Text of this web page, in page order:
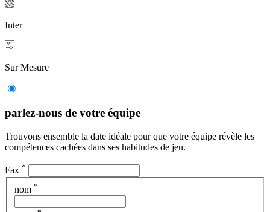
Inter
Sur Mesure
parlez-nous de votre équipe
Trouvons ensemble la date idéale pour que votre équipe révèle les
compétences cachées dans ses habitudes de jeu.
Fax *
nom *